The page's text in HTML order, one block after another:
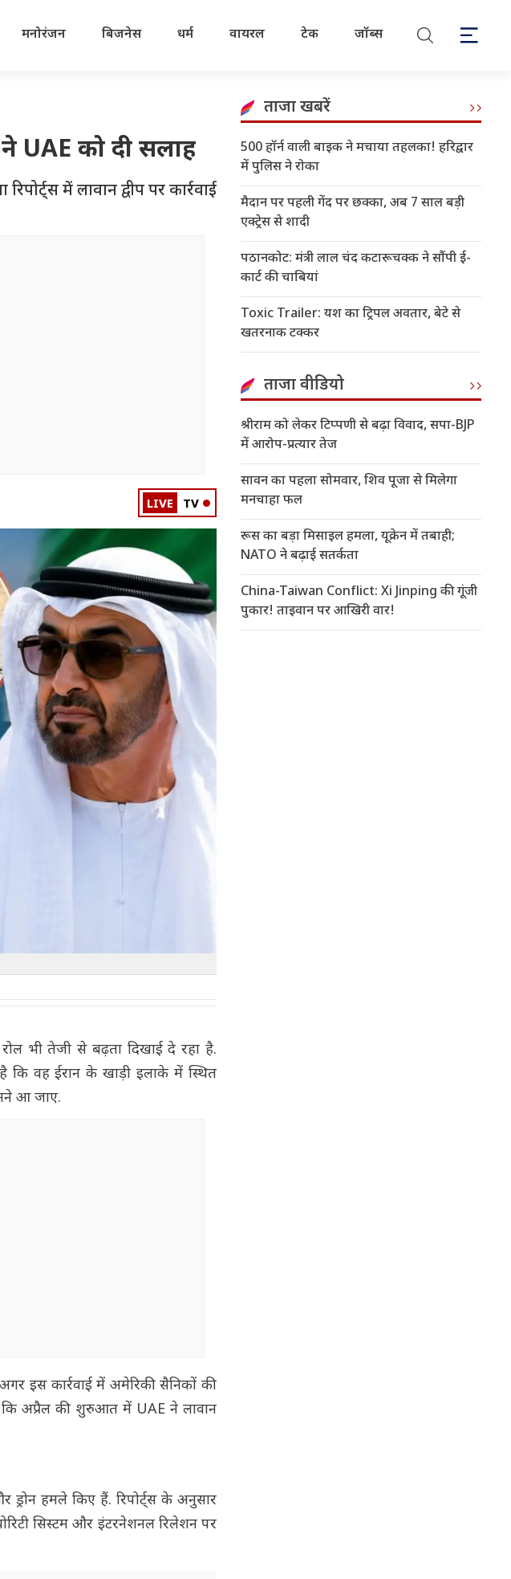
मनोरंजन बिजनेस धर्म वायरल टेक जॉब्स
UAE को दी सलाह
में लावान द्वीप पर कार्रवाई
LIVE TV
भी तेजी से बढ़ता दिखाई दे रहा है.
है कि वह ईरान के खाड़ी इलाके में स्थित
आ जाए.
इस कार्रवाई में अमेरिकी सैनिकों की
कि अप्रैल की शुरुआत में UAE ने लावान
हमले किए हैं. रिपोर्ट्स के अनुसार
सिस्टम और इंटरनेशनल रिलेशन पर
ताजा खबरें
500 हॉर्न वाली बाइक ने मचाया तहलका! हरिद्वार
में पुलिस ने रोका
मैदान पर पहली गेंद पर छक्का, अब 7 साल बड़ी
एक्ट्रेस से शादी
पठानकोट: मंत्री लाल चंद कटारूचक्क ने सौंपी ई-
कार्ट की चाबियां
Toxic Trailer: यश का ट्रिपल अवतार, बेटे से
खतरनाक टक्कर
ताजा वीडियो
श्रीराम को लेकर टिप्पणी से बढ़ा विवाद, सपा-BJP
में आरोप-प्रत्यार तेज
सावन का पहला सोमवार, शिव पूजा से मिलेगा
मनचाहा फल
रूस का बड़ा मिसाइल हमला, यूक्रेन में तबाही;
NATO ने बढ़ाई सतर्कता
China-Taiwan Conflict: Xi Jinping की गूंजी
पुकार! ताइवान पर आखिरी वार!